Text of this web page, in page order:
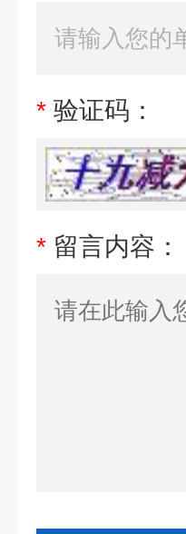
* 验证码：
* 留言内容：